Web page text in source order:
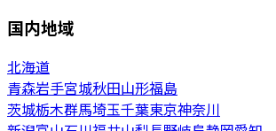
国内地域
北海道
青森岩手宮城秋田山形福島
茨城栃木群馬埼玉千葉東京神奈川